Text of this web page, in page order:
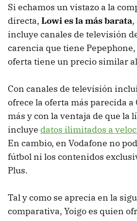
Si echamos un vistazo a la
directa, Lowi es la más barata,
incluye canales de televisión
carencia que tiene
oferta tiene un precio similar
Con canales de televisión
ofrece la oferta más parecida a
más y con la ventaja de que la
incluye datos ilimitados a
En cambio, en Vodafone no
fútbol ni los contenidos
Plus.
Tal y como se aprecia en la
comparativa, Yoigo es quien